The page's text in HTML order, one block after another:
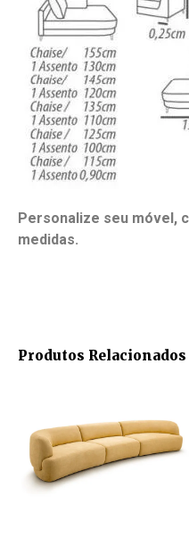
Personalize seu móvel,
medidas.
Produtos Relacionados